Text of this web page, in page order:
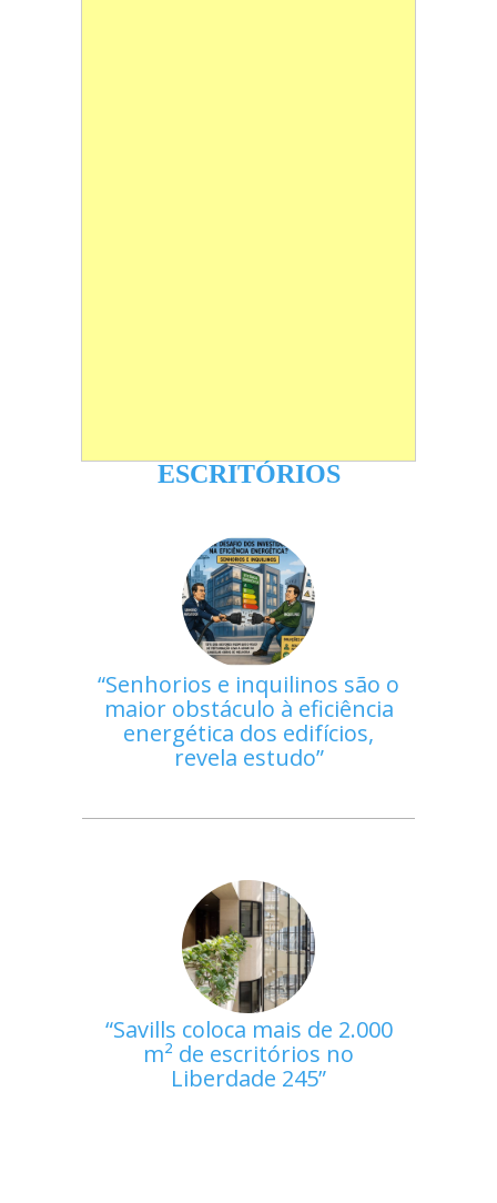
ESCRITÓRIOS
Senhorios e inquilinos são o
maior obstáculo à eficiência
energética dos edifícios,
revela estudo
Savills coloca mais de 2.000
m² de escritórios no
Liberdade 245